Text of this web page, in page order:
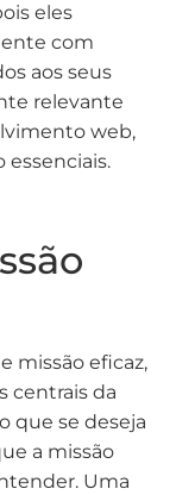
eles
com
aos seus
relevante
web,
essenciais.
missão eficaz,
centrais da
que se deseja
a missão
Uma